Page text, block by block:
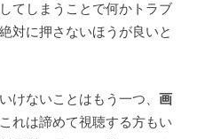
てしまうことで何かトラブ
対に押さないほうが良いと
けないことはもう一つ、 画
れは諦めて視聴する方もい